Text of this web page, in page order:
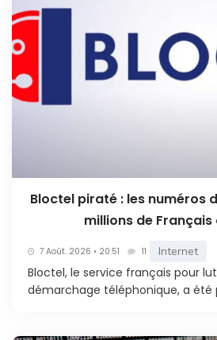
Bloctel piraté : les numéros
millions de
7 Août. 2026 • 20:51 11 Internet
Bloctel, le service français pour
démarchage téléphonique, a été